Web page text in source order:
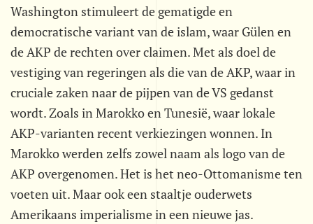
Washington stimuleert de gematigde en
democratische variant van de islam, waar Gülen en
de AKP de rechten over claimen. Met als doel de
vestiging van regeringen als die van de AKP, waar in
cruciale zaken naar de pijpen van de VS gedanst
wordt. Zoals in Marokko en Tunesië, waar lokale
AKP-varianten recent verkiezingen wonnen. In
Marokko werden zelfs zowel naam als logo van de
AKP overgenomen. Het is het neo-Ottomanisme ten
voeten uit. Maar ook een staaltje ouderwets
Amerikaans imperialisme in een nieuwe jas.